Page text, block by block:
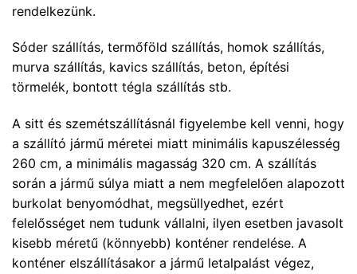
rendelkezünk.
Sóder szállítás, termőföld szállítás, homok szállítás,
murva szállítás, kavics szállítás, beton, építési
törmelék, bontott tégla szállítás stb.
A sitt és szemétszállításnál figyelembe kell venni, hogy
a szállító jármű méretei miatt minimális kapuszélesség
260 cm, a minimális magasság 320 cm. A szállítás
során a jármű súlya miatt a nem megfelelően alapozott
burkolat benyomódhat, megsüllyedhet, ezért
felelősséget nem tudunk vállalni, ilyen esetben javasolt
kisebb méretű (könnyebb) konténer rendelése. A
konténer elszállításakor a jármű letalpalást végez,